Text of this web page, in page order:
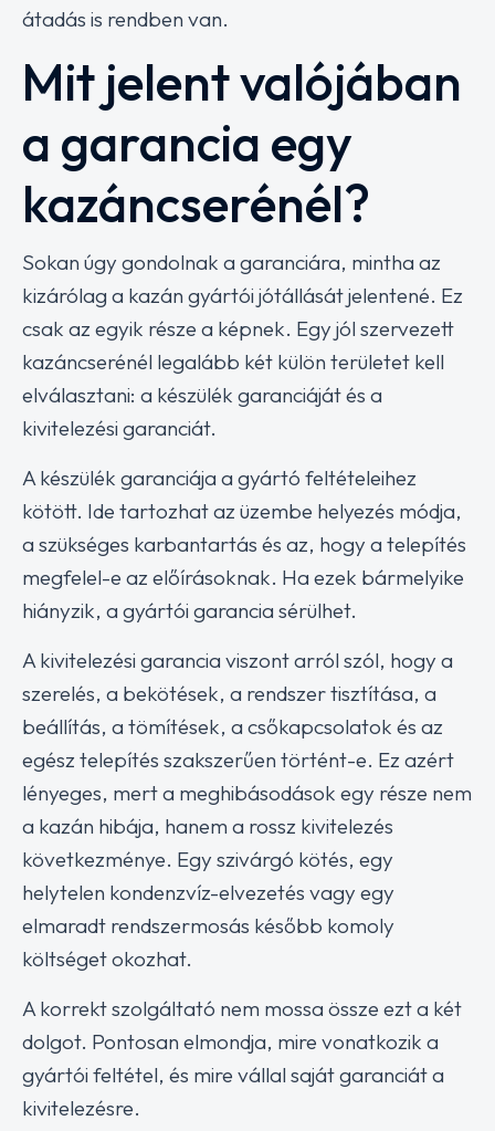
átadás is rendben van.
Mit jelent valójában
a garancia egy
kazáncserénél?
Sokan úgy gondolnak a garanciára, mintha az
kizárólag a kazán gyártói jótállását jelentené. Ez
csak az egyik része a képnek. Egy jól szervezett
kazáncserénél legalább két külön területet kell
elválasztani: a készülék garanciáját és a
kivitelezési garanciát.
A készülék garanciája a gyártó feltételeihez
kötött. Ide tartozhat az üzembe helyezés módja,
a szükséges karbantartás és az, hogy a telepítés
megfelel-e az előírásoknak. Ha ezek bármelyike
hiányzik, a gyártói garancia sérülhet.
A kivitelezési garancia viszont arról szól, hogy a
szerelés, a bekötések, a rendszer tisztítása, a
beállítás, a tömítések, a csőkapcsolatok és az
egész telepítés szakszerűen történt-e. Ez azért
lényeges, mert a meghibásodások egy része nem
a kazán hibája, hanem a rossz kivitelezés
következménye. Egy szivárgó kötés, egy
helytelen kondenzvíz-elvezetés vagy egy
elmaradt rendszermosás később komoly
költséget okozhat.
A korrekt szolgáltató nem mossa össze ezt a két
dolgot. Pontosan elmondja, mire vonatkozik a
gyártói feltétel, és mire vállal saját garanciát a
kivitelezésre.